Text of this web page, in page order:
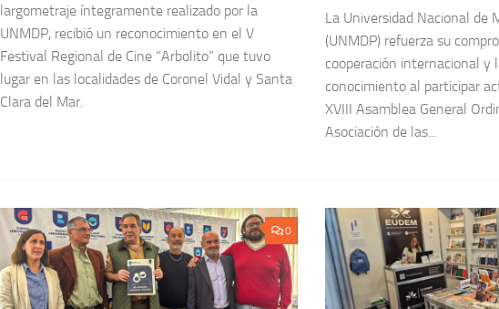
largometraje íntegramente realizado por la
UNMDP, recibió un reconocimiento en el V
Festival Regional de Cine “Arbolito” que tuvo
lugar en las localidades de Coronel Vidal y Santa
Clara del Mar.
La Universidad Nacional de
(UNMDP) refuerza su
cooperación internacional y
conocimiento al participar
XVIII Asamblea General
Asociación de las...
0